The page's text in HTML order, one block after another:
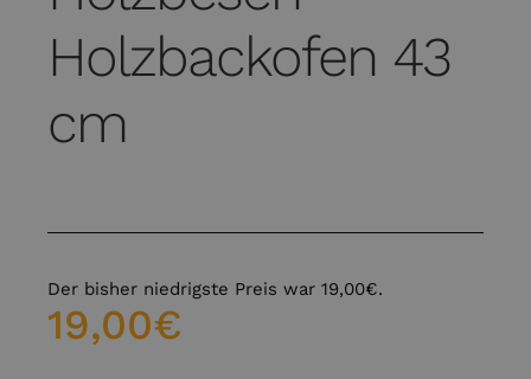
Holzbackofen 43
cm
19,00€
Der bisher niedrigste Preis war 19,00€.